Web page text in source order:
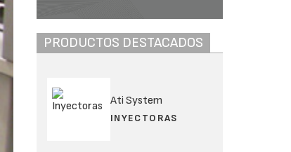
PRODUCTOS DESTACADOS
Ati System
INYECTORAS